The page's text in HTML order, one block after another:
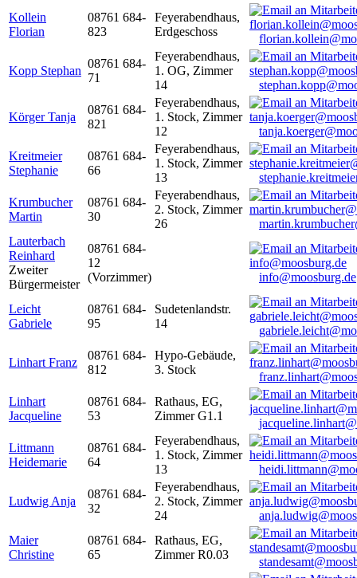
Kollein
Florian
08761 684-
823
Feyerabendhaus,
Erdgeschoss
Kopp Stephan
08761 684-
71
Feyerabendhaus,
1. OG, Zimmer
14
Körger Tanja
08761 684-
821
Feyerabendhaus,
1. Stock, Zimmer
12
Kreitmeier
Stephanie
08761 684-
66
Feyerabendhaus,
1. Stock, Zimmer
13
Krumbucher
Martin
08761 684-
30
Feyerabendhaus,
2. Stock, Zimmer
26
Lauterbach
Reinhard
Zweiter
Bürgermeister
08761 684-
12
(Vorzimmer)
info@moosburg.de
Leicht
Gabriele
08761 684-
95
Sudetenlandstr.
14
Linhart Franz
08761 684-
812
Hypo-Gebäude,
3. Stock
Linhart
Jacqueline
08761 684-
53
Rathaus, EG,
Zimmer G1.1
Littmann
Heidemarie
08761 684-
64
Feyerabendhaus,
1. Stock, Zimmer
13
Ludwig Anja
08761 684-
32
Feyerabendhaus,
2. Stock, Zimmer
24
Maier
Christine
08761 684-
65
Rathaus, EG,
Zimmer R0.03